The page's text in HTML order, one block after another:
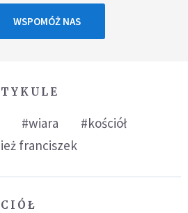
WSPOMÓŻ NAS
#wiara
#kościół
franciszek